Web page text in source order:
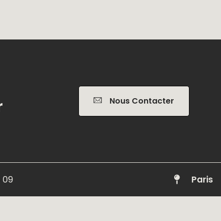
Nous Contacter
09 Paris